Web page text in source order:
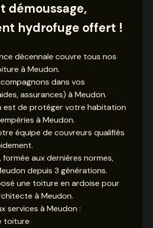
démoussage,
hydrofuge offert !
décennale couvre tous nos
à Meudon.
dans vos
assurances) à Meudon.
est de protéger votre habitation
à Meudon.
équipe de couvreurs qualifiés
aux dernières normes,
depuis 3 générations.
une toiture en ardoise pour
à Meudon.
services à Meudon :
toiture